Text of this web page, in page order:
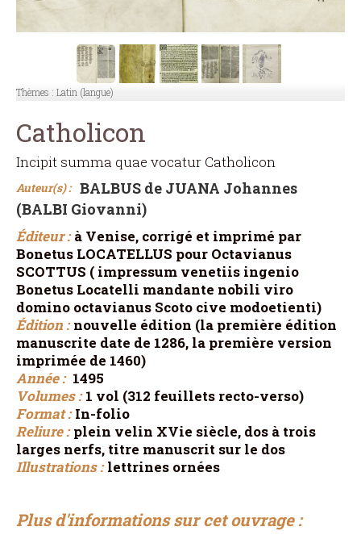
Thèmes : Latin (langue)
Catholicon
Incipit summa quae vocatur Catholicon
Auteur(s) : BALBUS de JUANA Johannes
(BALBI Giovanni)
Éditeur :à Venise, corrigé et imprimé par
Bonetus LOCATELLUS pour Octavianus
SCOTTUS ( impressum venetiis ingenio
Bonetus Locatelli mandante nobili viro
domino octavianus Scoto cive modoetienti)
Édition :nouvelle édition (la première édition
manuscrite date de 1286, la première version
imprimée de 1460)
Année :1495
Volumes :1 vol (312 feuillets recto-verso)
Format :In-folio
Reliure :plein velin XVie siècle, dos à trois
larges nerfs, titre manuscrit sur le dos
Illustrations :lettrines ornées
Plus d'informations sur cet ouvrage :